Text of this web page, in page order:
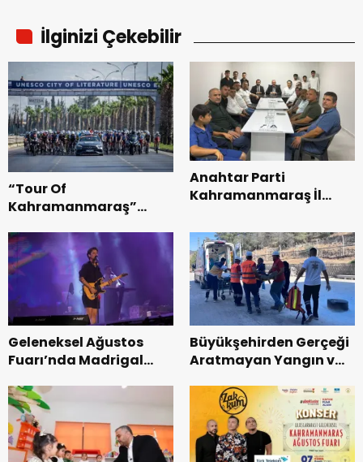
İlginizi Çekebilir
“Tour Of
Kahramanmaraş”
Bisikleti Turnuvası
Tamamlandı.
Anahtar Parti
Kahramanmaraş İl
Teşkilatı ile buluştu.
Geleneksel Ağustos
Fuarı’nda Madrigal
Büyükşehirden Gerçeği
Aratmayan Yangın ve